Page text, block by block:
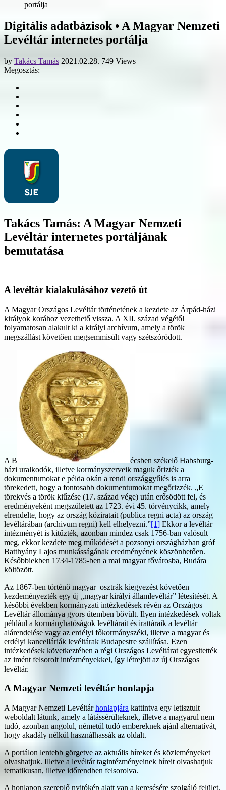
portálja
Digitális adatbázisok • A Magyar Nemzeti
Levéltár internetes portálja
by Takács Tamás 2021.02.28. 749 Views
Megosztás:
Takács Tamás: A Magyar Nemzeti
Levéltár internetes portáljának
bemutatása
A levéltár kialakulásához vezető út
A Magyar Országos Levéltár történetének a kezdete az Árpád-házi
királyok korához vezethető vissza. A XII. század végétől
folyamatosan alakult ki a királyi archívum, amely a török
megszállást követően megsemmisült vagy szétszóródott.
A B
écsben székelő Habsburg-
házi uralkodók, illetve kormányszerveik maguk őrizték a
dokumentumokat e példa okán a rendi országgyűlés is arra
törekedett, hogy a fontosabb dokumentumokat megőrizzék. „E
törekvés a török kiűzése (17. század vége) után erősödött fel, és
eredményeként megszületett az 1723. évi 45. törvénycikk, amely
elrendelte, hogy az ország köziratait (publica regni acta) az ország
levéltárában (archivum regni) kell elhelyezni.”[1] Ekkor a levéltár
intézményét is kitűzték, azonban mindez csak 1756-ban valósult
meg, ekkor kezdete meg működését a pozsonyi országházban gróf
Batthyány Lajos munkásságának eredményének köszönhetően.
Későbbiekben 1734-1785-ben a mai magyar fővárosba, Budára
költözött.
Az 1867-ben történő magyar–osztrák kiegyezést követően
kezdeményezték egy új „magyar királyi államlevéltár” létesítését. A
későbbi években kormányzati intézkedések révén az Országos
Levéltár állománya gyors ütemben bővült. Ilyen intézkedések voltak
például a kormányhatóságok levéltárait és irattáraik a levéltár
alárendelése vagy az erdélyi főkormányszéki, illetve a magyar és
erdélyi kancelláriák levéltárak Budapestre szállítása. Ezen
intézkedések következtében a régi Országos Levéltárat egyesitették
az imént felsorolt intézményekkel, így létrejött az új Országos
levéltár.
A Magyar Nemzeti levéltár honlapja
A Magyar Nemzeti Levéltárhonlapjára kattintva egy letisztult
weboldalt látunk, amely a látássérülteknek, illetve a magyarul nem
tudó, azonban angolul, németül tudó embereknek ajánl alternatívát,
hogy akadály nélkül használhassák az oldalt.
A portálon lentebb görgetve az aktuális híreket és közleményeket
olvashatjuk. Illetve a levéltár tagintézményeinek híreit olvashatjuk
tematikusan, illetve időrendben felsorolva.
A honlapon szereplő nyitókép alatt van a keresésére szolgáló felület,